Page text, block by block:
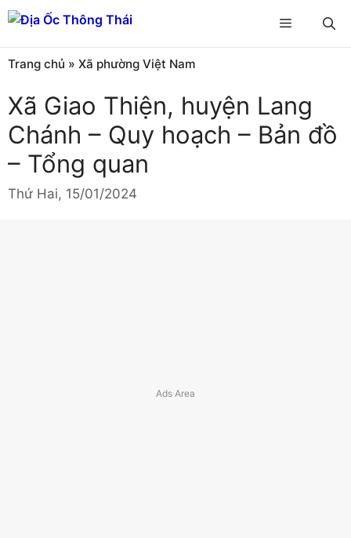
Chuyển
đến
nội
dung
Menu
Trang chủ » Xã phường Việt Nam
Xã Giao Thiện, huyện Lang
Chánh – Quy hoạch – Bản đồ
– Tổng quan
Thứ Hai, 15/01/2024